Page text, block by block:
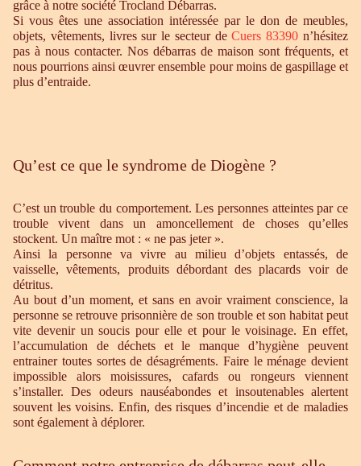
grâce à notre société Trocland Débarras.
Si vous êtes une association intéressée par le don de meubles,
objets, vêtements, livres sur le secteur deCuers 83390 n’hésitez
pas à nous contacter. Nos débarras de maison sont fréquents, et
nous pourrions ainsi œuvrer ensemble pour moins de gaspillage et
plus d’entraide.
Qu’est ce que le syndrome de Diogène ?
C’est un trouble du comportement. Les personnes atteintes par ce
trouble vivent dans un amoncellement de choses qu’elles
stockent. Un maître mot : « ne pas jeter ».
Ainsi la personne va vivre au milieu d’objets entassés, de
vaisselle, vêtements, produits débordant des placards voir de
détritus.
Au bout d’un moment, et sans en avoir vraiment conscience, la
personne se retrouve prisonnière de son trouble et son habitat peut
vite devenir un soucis pour elle et pour le voisinage. En effet,
l’accumulation de déchets et le manque d’hygiène peuvent
entrainer toutes sortes de désagréments. Faire le ménage devient
impossible alors moisissures, cafards ou rongeurs viennent
s’installer. Des odeurs nauséabondes et insoutenables alertent
souvent les voisins. Enfin, des risques d’incendie et de maladies
sont également à déplorer.